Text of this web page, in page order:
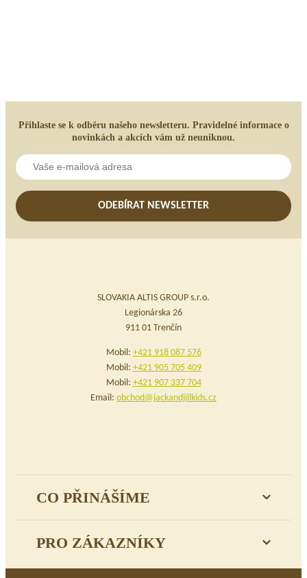
Přihlaste se k odběru našeho newsletteru. Pravidelné informace o
novinkách a akcích vám už neuniknou.
ODEBÍRAT NEWSLETTER
SLOVAKIA ALTIS GROUP s.r.o.
Legionárska 26
911 01 Trenčín
Mobil: +421 918 087 576
Mobil: +421 905 705 409
Mobil: +421 907 337 704
Email: obchod@jackandjillkids.cz
CO PŘINÁŠÍME
PRO ZÁKAZNÍKY